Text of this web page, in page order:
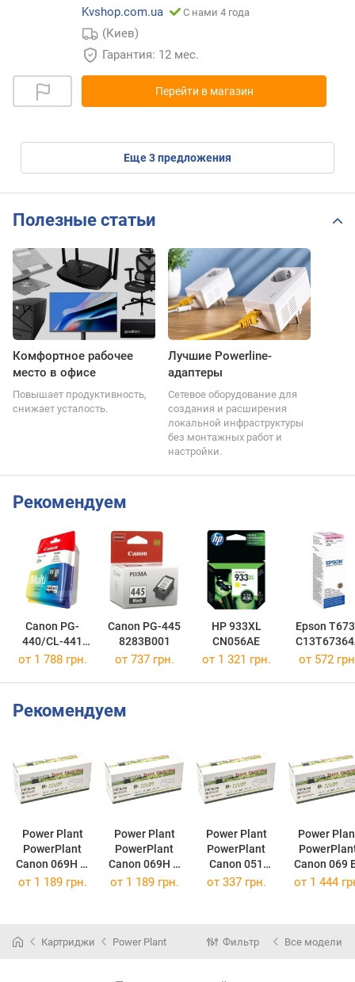
Kvshop.com.ua
С нами 4 года
(Киев)
Гарантия: 12 мес.
Перейти в магазин
eще3предложения
Полезные статьи
Комфортное рабочее
место в офисе
Повышает продуктивность,
снижает усталость.
Лучшие Powerline-
адаптеры
Сетевое оборудование для
создания и расширения
локальной инфраструктуры
без монтажных работ и
настройки.
Рекомендуем
Canon PG-
440/CL-441
MULTI
Canon PG-445
8283B001
HP 933XL
CN056AE
Epson
от 1 788 грн. от 737 грн. от 1 321 грн. от 572
Рекомендуем
Power Plant
PowerPlant
Canon 069H M
chip,
(PP-CRG-
Power Plant
PowerPlant
Canon 069H Y
chip,
069HY)
Power Plant
PowerPlant
Canon 051
chip, MF267dw
Power
Canon 069
chip,
от 1 189 грн. от 1 189 грн. от 337 грн. от 1 444
Картриджи Power Plant Фильтр Все модели